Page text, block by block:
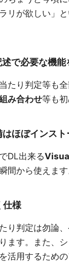
リが欲しい」
で必要な機
たり判定等も
み合わせ等も初
ほぼインス
DL出来る
間から使えます
仕様
り判定は勿論
ます。また、
活用するため